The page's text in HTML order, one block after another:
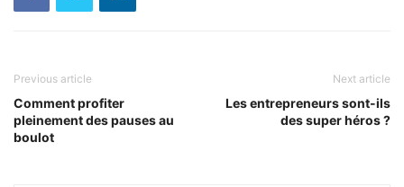
Previous article
Comment profiter
pleinement des pauses au
boulot
Next article
Les entrepreneurs sont-ils
des super héros ?